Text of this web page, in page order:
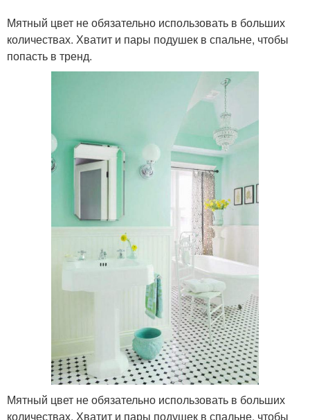
Мятный цвет не обязательно использовать в больших
количествах. Хватит и пары подушек в спальне, чтобы
попасть в тренд.
Мятный цвет не обязательно использовать в больших
количествах. Хватит и пары подушек в спальне, чтобы